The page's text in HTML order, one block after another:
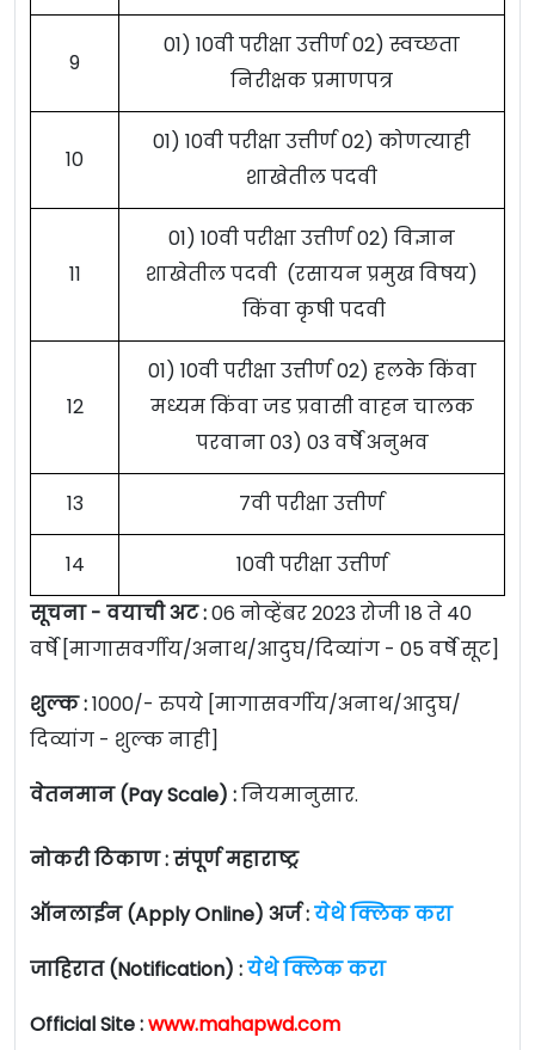
9
01) 10वी परीक्षा उत्तीर्ण 02) स्वच्छता
निरीक्षक प्रमाणपत्र
10
01) 10वी परीक्षा उत्तीर्ण 02) कोणत्याही
शाखेतील पदवी
11
01) 10वी परीक्षा उत्तीर्ण 02) विज्ञान
शाखेतील पदवी (रसायन प्रमुख विषय)
किंवा कृषी पदवी
12
01) 10वी परीक्षा उत्तीर्ण 02) हलके किंवा
मध्यम किंवा जड प्रवासी वाहन चालक
परवाना 03) 03 वर्षे अनुभव
13 7वी परीक्षा उत्तीर्ण
14
10वी परीक्षा उत्तीर्ण
सूचना - वयाची अट :06 नोव्हेंबर 2023 रोजी 18 ते 40
वर्षे [मागासवर्गीय/अनाथ/आदुघ/दिव्यांग - 05 वर्षे सूट]
शुल्क :1000/- रुपये [मागासवर्गीय/अनाथ/आदुघ/
दिव्यांग - शुल्क नाही]
वेतनमान (Pay Scale) :नियमानुसार.
नोकरी ठिकाण : संपूर्ण महाराष्ट्र
ऑनलाईन (Apply Online) अर्ज :येथे क्लिक करा
जाहिरात (Notification) :येथे क्लिक करा
Official Site :www.mahapwd.com